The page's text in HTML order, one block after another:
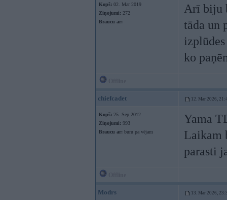
Kopš: 02. Mar 2019
Ziņojumi: 272
Braucu ar:
Arī biju
tāda un
ko
chiefcadet 12. Mar 2026,
Kopš: 25. Sep 2012
Ziņojumi: 993
Braucu ar: buru pa vējam
Yama
Laikam
parasti
Modrs 13. Mar 2026,